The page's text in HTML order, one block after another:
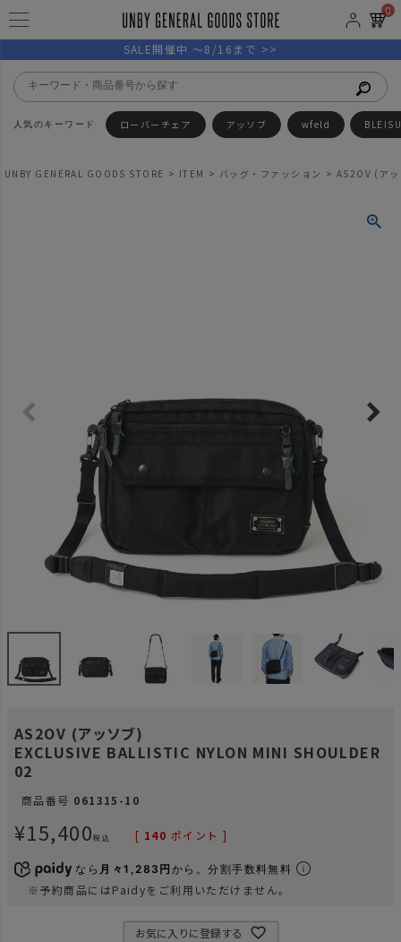
0
SALE開催中 ～8/16まで >>
ローバーチェア アッソブ wfeld
UNBY GENERAL GOODS STORE ITEM バッグ・ファッション AS2OV (ア
AS2OV (アッソブ)
EXCLUSIVE BALLISTIC NYLON MINI SHOULDER
02
商品番号 061315-10
¥15,400税込 [ 140 ポイント ]
なら 月々1,283円 から。分割手数料無料
※予約商品にはPaidyをご利用いただけません。
お気に入りに登録する